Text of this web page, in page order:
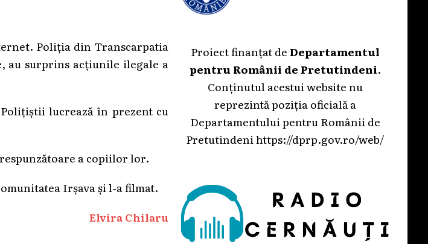
Poliția din Transcarpatia
au surprins acțiunile ilegale a
lucrează în prezent cu
a copiilor lor.
Irșava și l-a filmat.
Elvira Chilaru
Proiect finanțat deDepartamentul
pentru Românii de Pretutindeni.
Conținutul acestui website nu
reprezintă poziția oficială a
Departamentului pentru Românii de
Pretutindenihttps://dprp.gov.ro/web/